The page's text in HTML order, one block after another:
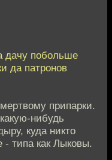
дачу побольше
да патронов
припарки.
нибудь
куда никто
- типа как Лыковы.